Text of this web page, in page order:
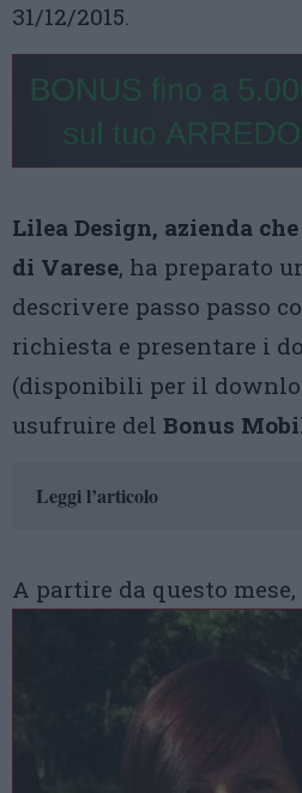
31/12/2015.
Lilea Design, azienda
di Varese, ha preparato
descrivere passo passo
richiesta e presentare i
(disponibili per il
usufruire del Bonus
Leggi l’articolo
A partire da questo